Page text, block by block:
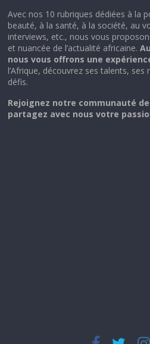
Avec nos 10 rubriques dédiées à la
beauté, à la santé, à la société, au
interviews, etc., nous vous
et nuancée de l’actualité africaine.
nous vous offrons une
l’Afrique, découvrez ses talents, ses
défis.
Rejoignez notre communauté
partagez avec nous votre